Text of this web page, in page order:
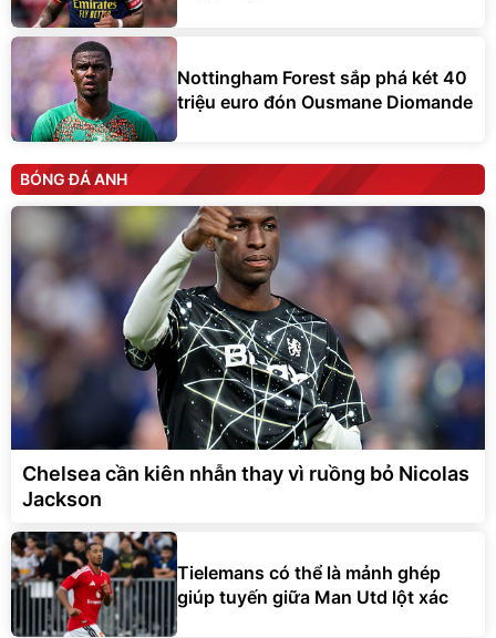
Nottingham Forest sắp phá két 40
triệu euro đón Ousmane Diomande
BÓNG ĐÁ ANH
Chelsea cần kiên nhẫn thay vì ruồng bỏ Nicolas
Jackson
Tielemans có thể là mảnh ghép
giúp tuyến giữa Man Utd lột xác